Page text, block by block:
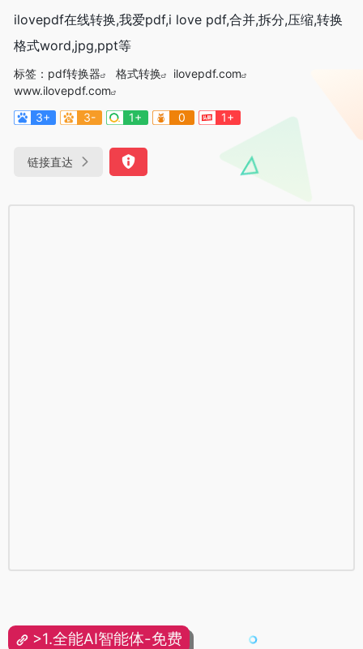
ilovepdf在线转换,我爱pdf,i love pdf,合并,拆分,压缩,转换
格式word,jpg,ppt等
标签： pdf转换器 格式转换
ilovepdf.com
www.ilovepdf.com
3+
3- 1+ 0 1+
链接直达
>1.全能AI智能体-免费